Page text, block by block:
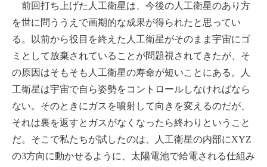
前回打ち上げた人工衛星は、今後の人工衛星のあり方
を世に問ううえで画期的な成果が得られたと思ってい
る。以前から役目を終えた人工衛星がそのまま宇宙にゴ
ミとして放棄されていることが問題視されてきたが、そ
の原因はそもそも人工衛星の寿命が短いことにある。人
工衛星は宇宙で自ら姿勢をコントロールしなければなら
ない。そのときにガスを噴射して向きを変えるのだが、
それは裏を返すとガスがなくなったら終わりということ
だ。そこで私たちが試したのは、人工衛星の内部にXYZ
の3方向に動かせるように、太陽電池で給電される仕組み